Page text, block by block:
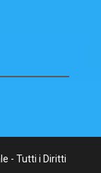
- Tutti i Diritti